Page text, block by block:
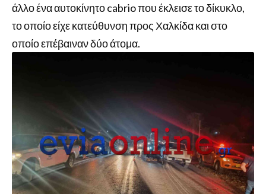
άλλο ένα αυτοκίνητο cabrio που έκλεισε το δίκυκλο,
το οποίο είχε κατεύθυνση προς Χαλκίδα και στο
οποίο επέβαιναν δύο άτομα.